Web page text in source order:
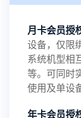
鲸监控存在
控将持续为
月卡会员授
设备，仅限
系统机型相
等。可同时
使用及单设
年卡会员授